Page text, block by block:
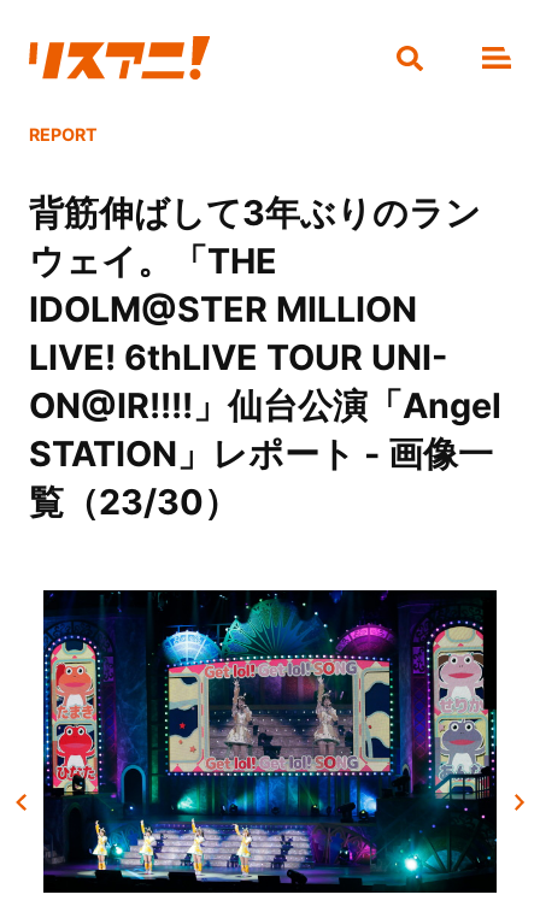
REPORT
背筋伸ばして3年ぶりのラン
ウェイ。「THE
IDOLM@STER MILLION
LIVE! 6thLIVE TOUR UNI-
ON@IR!!!!」仙台公演「Angel
STATION」レポート - 画像一
覧（23/30）